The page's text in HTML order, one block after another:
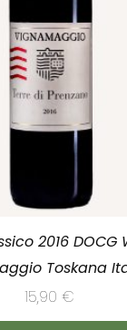
2016 DOCG
Toskana
15,90 €